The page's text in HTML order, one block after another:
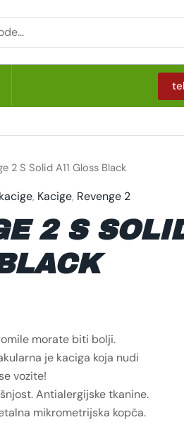
2 S Solid A11 Gloss Black
, Kacige, Revenge 2
2 S
morate biti bolji.
je kaciga koja nudi
vozite!
Antialergijske tkanine.
mikrometrijska kopča.